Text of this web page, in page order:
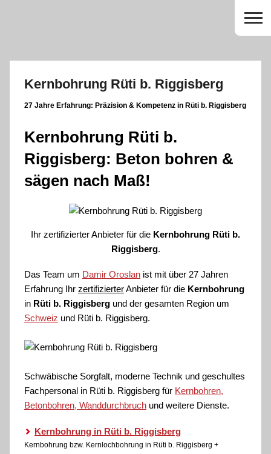
Kernbohrung Rüti b. Riggisberg
27 Jahre Erfahrung: Präzision & Kompetenz in Rüti b. Riggisberg
Kernbohrung Rüti b.
Riggisberg: Beton bohren &
sägen nach Maß!
Ihr zertifizierter Anbieter für die Kernbohrung Rüti b.
Riggisberg.
Das Team um Damir Oroslan ist mit über 27 Jahren
Erfahrung Ihr zertifizierterAnbieter für die Kernbohrung
in Rüti b. Riggisberg und der gesamten Region um
Schweiz und Rüti b. Riggisberg.
Schwäbische Sorgfalt, moderne Technik und geschultes
Fachpersonal in Rüti b. Riggisberg für Kernbohren,
Betonbohren, Wanddurchbruch und weitere Dienste.
Kernbohrung in Rüti b. Riggisberg
Kernbohrung bzw. Kernlochbohrung in Rüti b. Riggisberg +